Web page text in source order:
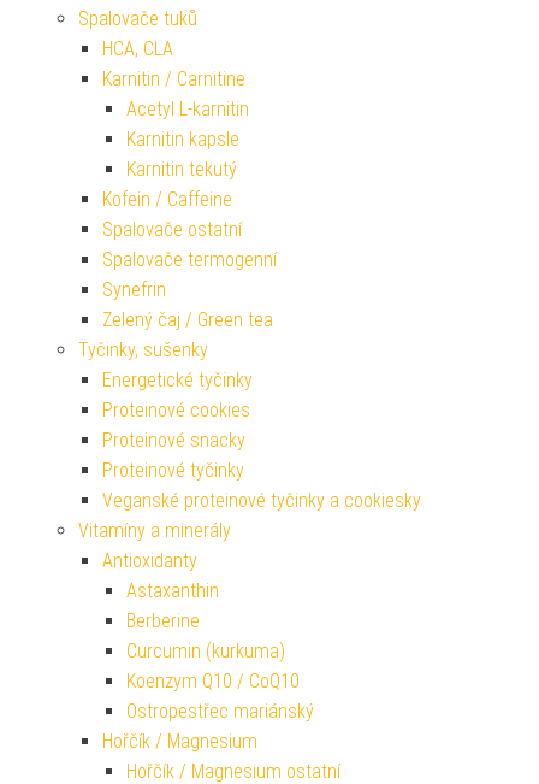
Spalovače tuků
HCA, CLA
Karnitin / Carnitine
Acetyl L-karnitin
Karnitin kapsle
Karnitin tekutý
Kofein / Caffeine
Spalovače ostatní
Spalovače termogenní
Synefrin
Zelený čaj / Green tea
Tyčinky, sušenky
Energetické tyčinky
Proteinové cookies
Proteinové snacky
Proteinové tyčinky
Veganské proteinové tyčinky a cookiesky
Vitamíny a minerály
Antioxidanty
Astaxanthin
Berberine
Curcumin (kurkuma)
Koenzym Q10 / CoQ10
Ostropestřec mariánský
Hořčík / Magnesium
Hořčík / Magnesium ostatní